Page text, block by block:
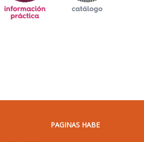
PAGINAS HABE